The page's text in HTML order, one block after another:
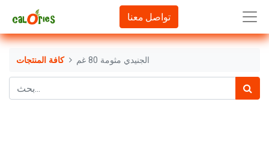
تواصل معنا
كافة المنتجات الجنيدي مثومة 80 غم